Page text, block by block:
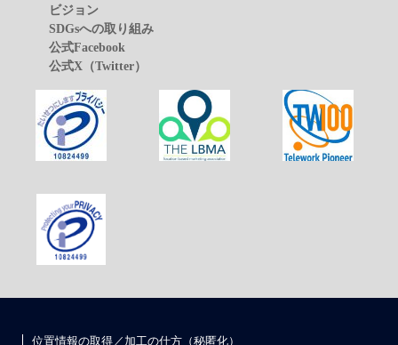
ビジョン
SDGsへの取り組み
公式Facebook
公式X（Twitter）
位置情報の取得／加工の仕方（秘匿化）